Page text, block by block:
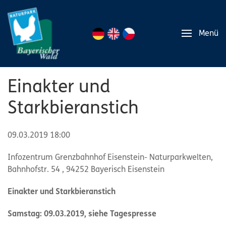
Menü
Einakter und
Starkbieranstich
09.03.2019 18:00
Infozentrum Grenzbahnhof Eisenstein- Naturparkwelten,
Bahnhofstr. 54 , 94252 Bayerisch Eisenstein
Einakter und Starkbieranstich
Samstag: 09.03.2019, siehe Tagespresse